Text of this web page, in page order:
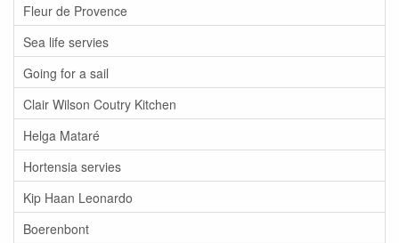
Fleur de Provence
Sea life servies
Going for a sail
Clair Wilson Coutry Kitchen
Helga Mataré
Hortensia servies
Kip Haan Leonardo
Boerenbont